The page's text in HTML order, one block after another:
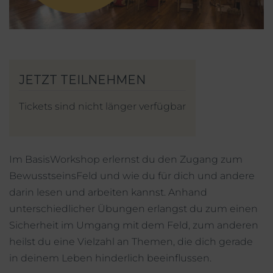
Mein Account
Instagram
Tickets sind nicht länger verfügbar
Im BasisWorkshop erlernst du den Zugang zum
BewusstseinsFeld und wie du für dich und andere
darin lesen und arbeiten kannst. Anhand
unterschiedlicher Übungen erlangst du zum einen
Sicherheit im Umgang mit dem Feld, zum anderen
heilst du eine Vielzahl an Themen, die dich gerade
in deinem Leben hinderlich beeinflussen.